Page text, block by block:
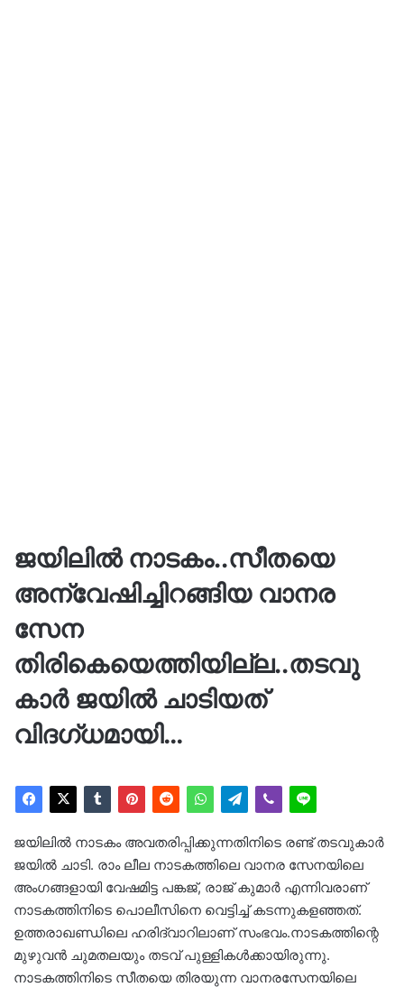
ജയിലില്‍ നാടകം..സീതയെ
അന്വേഷിച്ചിറങ്ങിയ വാനര
സേന
തിരികെയെത്തിയില്ല..തടവു
കാര്‍ ജയില്‍ ചാടിയത്
വിദഗ്ധമായി…
ജയിലില്‍ നാടകം അവതരിപ്പിക്കുന്നതിനിടെ രണ്ട് തടവുകാര്‍
ജയില്‍ ചാടി. രാം ലീല നാടകത്തിലെ വാനര സേനയിലെ
അംഗങ്ങളായി വേഷമിട്ട പങ്കജ്, രാജ് കുമാര്‍ എന്നിവരാണ്
നാടകത്തിനിടെ പൊലീസിനെ വെട്ടിച്ച് കടന്നുകളഞ്ഞത്.
ഉത്തരാഖണ്ഡിലെ ഹരിദ്വാറിലാണ് സംഭവം.നാടകത്തിന്റെ
മുഴുവന്‍ ചുമതലയും തടവ് പുള്ളികള്‍ക്കായിരുന്നു.
നാടകത്തിനിടെ സീതയെ തിരയുന്ന വാനരസേനയിലെ